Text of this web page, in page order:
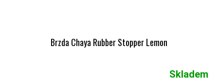
Brzda Chaya Rubber Stopper Lemon
Skladem